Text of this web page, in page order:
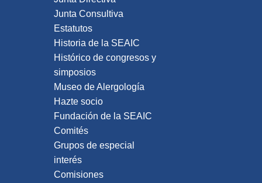
Junta Consultiva
Estatutos
Historia de la SEAIC
Histórico de congresos y
simposios
Museo de Alergología
Hazte socio
Fundación de la SEAIC
Comités
Grupos de especial
interés
Comisiones